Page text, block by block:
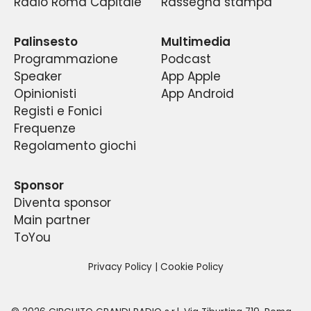
lavori, fra esperti e tifosi di tutte le età ed
fenomeno di costume nella capitale e la prima
Palinsesto
Programmazione
Speaker
Opinionisti
Registi e Fonici
Frequenze
Regolamento giochi
Multimedia
Podcast
App Apple
App Android
Sponsor
Diventa sponsor
Main partner
ToYou
Privacy Policy| Cookie Policy